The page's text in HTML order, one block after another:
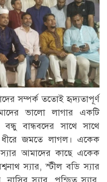
সম্পর্ক ততোই হৃদ্যতাপূর্ণ
ভালো লাগার একটি
বান্ধবদের সাথে সাথে
ধীরে জমতে লাগল। একেক
আমাদের কাছে একেক
স্যার, স্টীল বডি স্যার